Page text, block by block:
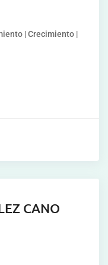
| Crecimiento |
CANO